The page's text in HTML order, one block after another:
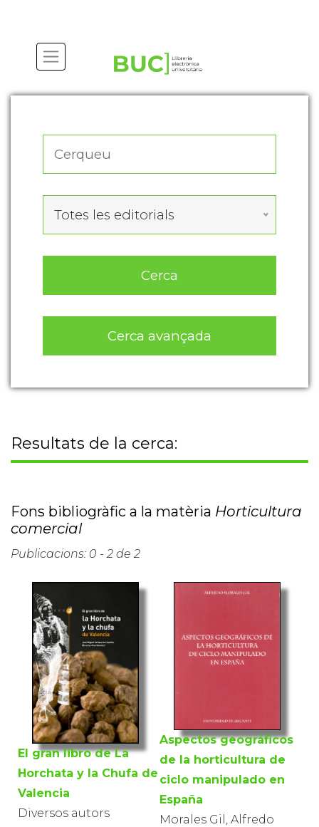
Totes les editorials
Cerca
Cerca avançada
Resultats de la cerca:
Fons bibliogràfic a la matèria Horticultura
comercial
Publicacions: 0 - 2 de 2
El gran libro de La
Horchata y la Chufa de
Valencia
Diversos autors
Aspectos geográficos
de la horticultura de
ciclo manipulado en
España
Morales Gil, Alfredo